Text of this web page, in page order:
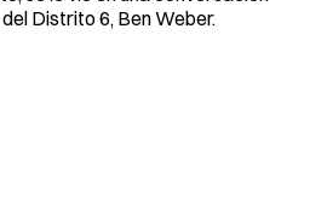
Distrito 6, Ben Weber.